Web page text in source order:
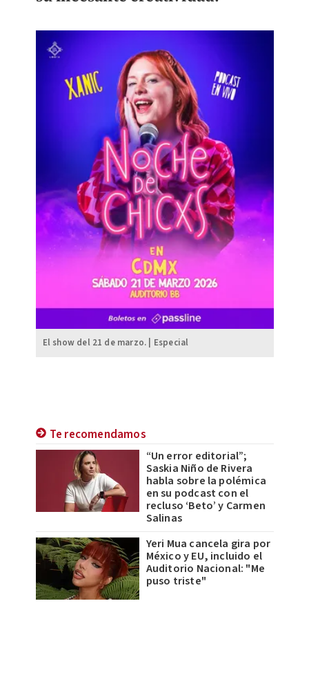
El show del 21 de marzo. | Especial
Te recomendamos
“Un error editorial”;
Saskia Niño de Rivera
habla sobre la polémica
en su podcast con el
recluso ‘Beto’ y Carmen
Salinas
Yeri Mua cancela gira por
México y EU, incluido el
Auditorio Nacional: "Me
puso triste"